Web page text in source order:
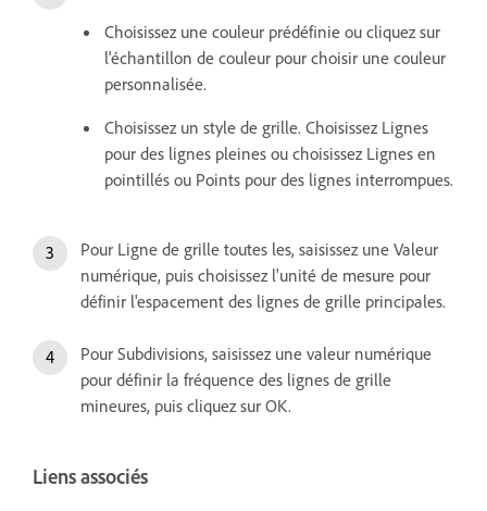
Choisissez une couleur prédéfinie ou cliquez sur
l'échantillon de couleur pour choisir une couleur
personnalisée.
Choisissez un style de grille. Choisissez Lignes
pour des lignes pleines ou choisissez Lignes en
pointillés ou Points pour des lignes interrompues.
Pour Ligne de grille toutes les, saisissez une Valeur
numérique, puis choisissez l'unité de mesure pour
définir l'espacement des lignes de grille principales.
Pour Subdivisions, saisissez une valeur numérique
pour définir la fréquence des lignes de grille
mineures, puis cliquez sur OK.
Liens associés